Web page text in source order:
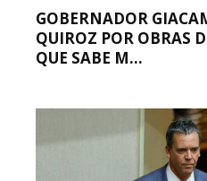
GOBERNADOR
QUIROZ POR OBRAS
QUE SABE M...